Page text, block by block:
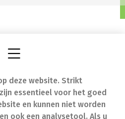
deze website. Strikt
essentieel voor het goed
en kunnen niet worden
ook een analysetool. Als u
In geval van nood
Contact